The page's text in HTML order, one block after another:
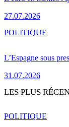
27.07.2026
L’Espagne sous
31.07.2026
POLITIQUE
LES PLUS
POLITIQUE